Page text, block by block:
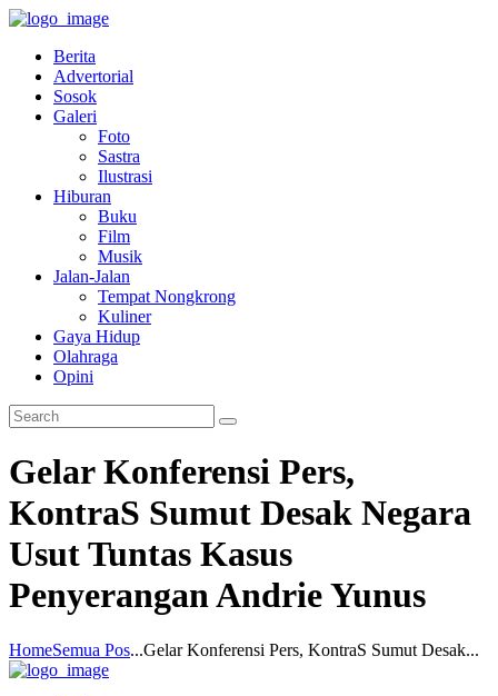
Berita
Advertorial
Sosok
Galeri
Foto
Sastra
Ilustrasi
Hiburan
Buku
Film
Musik
Jalan-Jalan
Tempat Nongkrong
Kuliner
Gaya Hidup
Olahraga
Opini
Gelar Konferensi Pers,
KontraS Sumut Desak Negara
Usut Tuntas Kasus
Penyerangan Andrie Yunus
HomeSemua Pos...Gelar Konferensi Pers, KontraS Sumut Desak...